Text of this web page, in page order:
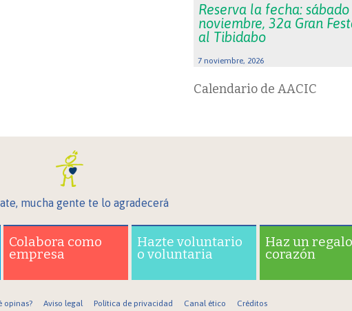
Reserva la fecha:
noviembre, 32a Gran
al Tibidabo
7 noviembre, 2026
Calendario de AACIC
mucha gente te lo agradecerá
Colabora como
empresa
Hazte voluntario
o voluntaria
Haz un
corazón
opinas? Aviso legal Política de privacidad Canal ético Créditos